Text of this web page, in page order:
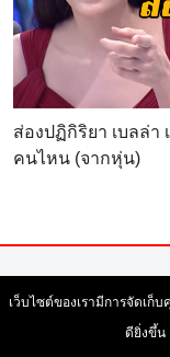
ส่องปฏิกิริยา เบลล่า
คนไหน (จากหุ่น)
ราชบัญญัติลิขสิทธิ์
เว็บไซต์ของเรามีการจัดเก็
ดียิ่งขึ้น